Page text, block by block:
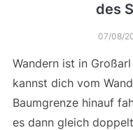
des
07/08/
Wandern ist in
kannst dich vom
Baumgrenze hinauf
es dann gleich